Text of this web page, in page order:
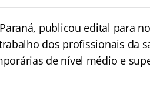
publicou edital para
dos profissionais da
de nível médio e